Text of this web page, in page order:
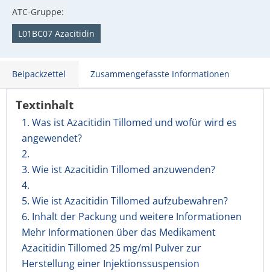
ATC-Gruppe:
L01BC07 Azacitidin
Beipackzettel Zusammengefasste Informationen
Textinhalt
1. Was ist Azacitidin Tillomed und wofür wird es
angewendet?
2.
3. Wie ist Azacitidin Tillomed anzuwenden?
4.
5. Wie ist Azacitidin Tillomed aufzubewahren?
6. Inhalt der Packung und weitere Informationen
Mehr Informationen über das Medikament
Azacitidin Tillomed 25 mg/ml Pulver zur
Herstellung einer Injektionssuspension